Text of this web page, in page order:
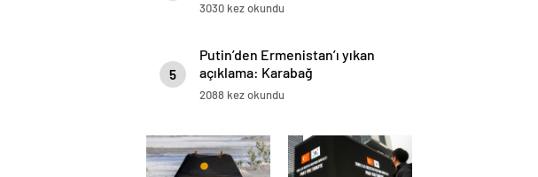
3030 kez okundu
5
Putin’den Ermenistan’ı yıkan
açıklama: Karabağ
Azerbaycan’ın ayrılmaz bir
2088 kez okundu